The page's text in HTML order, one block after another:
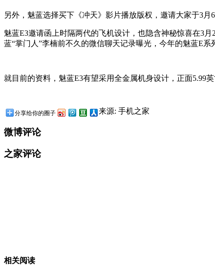
另外，魅蓝选择买下《冲天》影片播放版权，邀请大家于3月
魅蓝E3邀请函上时隔两代的飞机设计，也隐含神秘惊喜在3
蓝“掌门人”李楠前不久的微信聊天记录曝光，今年的魅蓝E
就目前的资料，魅蓝E3有望采用全金属机身设计，正面5.99
分享给你的圈子 来源: 手机之家
微博评论
之家评论
相关阅读